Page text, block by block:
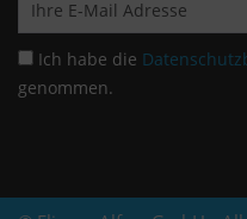
Ich habe die
genommen.